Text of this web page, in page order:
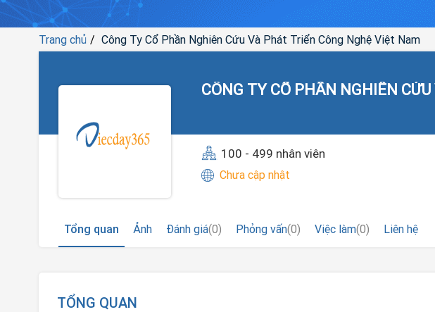
Trang chủ Công Ty Cổ Phần Nghiên Cứu Và Phát Triển Công Nghệ Việt Nam
CÔNG TY CỔ PHẦN NGHIÊN
100 - 499 nhân viên
Chưa cập nhật
Tổng quan
Ảnh Đánh giá(0) Phỏng vấn(0) Việc làm(0) Liên hệ
TỔNG QUAN